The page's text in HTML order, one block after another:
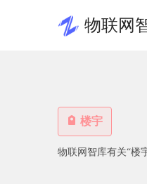
物联网
楼宇
物联网智库有关“楼